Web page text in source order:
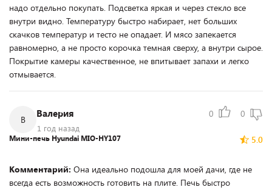
надо отдельно покупать. Подсветка яркая и через стекло все
внутри видно. Температуру быстро набирает, нет больших
скачков температур и тесто не опадает. И мясо запекается
равномерно, а не просто корочка темная сверху, а внутри сырое.
Покрытие камеры качественное, не впитывает запахи и легко
отмывается.
В
Валерия
1 год назад
0 0
5.0
Мини-печь Hyundai MIO-HY107
Комментарий: Она идеально подошла для моей дачи, где не
всегда есть возможность готовить на плите. Печь быстро